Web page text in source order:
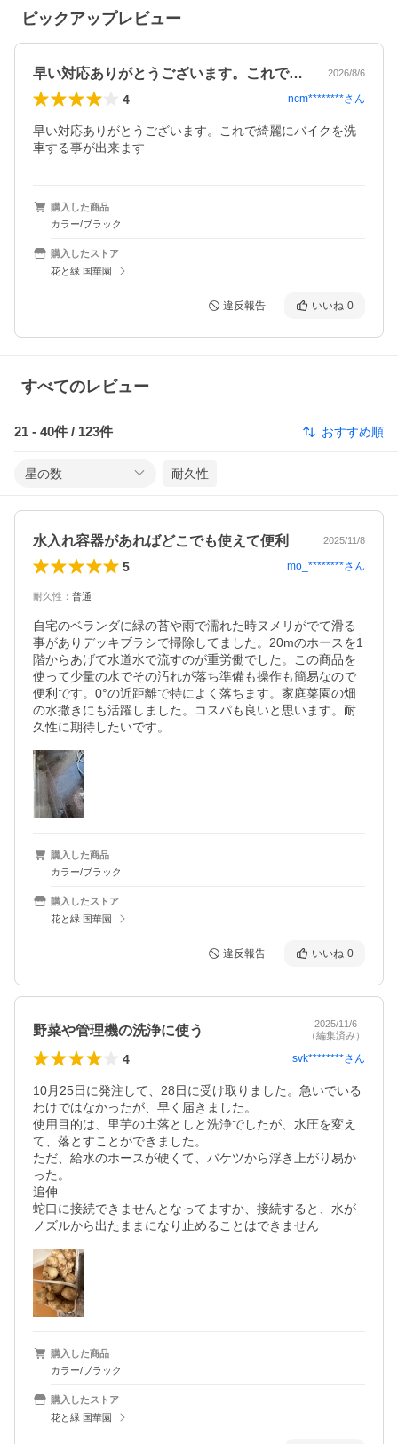
ピックアップレビュー
早い対応ありがとうございます。これで綺… 2026/8/6
4 ncm********さん
早い対応ありがとうございます。これで綺麗にバイクを洗
車する事が出来ます
購入した商品
カラー/ブラック
購入したストア
花と緑 国華園
違反報告 いいね 0
すべてのレビュー
21 - 40件 / 123件 おすすめ順
星の数 耐久性
水入れ容器があればどこでも使えて便利 2025/11/8
5 mo_********さん
耐久性 ： 普通
自宅のベランダに緑の苔や雨で濡れた時ヌメリがでて滑る
事がありデッキブラシで掃除してました。20mのホースを1
階からあげて水道水で流すのが重労働でした。この商品を
使って少量の水でその汚れが落ち準備も操作も簡易なので
便利です。0°の近距離で特によく落ちます。家庭菜園の畑
の水撒きにも活躍しました。コスパも良いと思います。耐
久性に期待したいです。
購入した商品
カラー/ブラック
購入したストア
花と緑 国華園
違反報告 いいね 0
野菜や管理機の洗浄に使う
2025/11/6
（編集済み）
4 svk********さん
10月25日に発注して、28日に受け取りました。急いでいる
わけではなかったが、早く届きました。
使用目的は、里芋の土落としと洗浄でしたが、水圧を変え
て、落とすことができました。
ただ、給水のホースが硬くて、バケツから浮き上がり易か
った。
追伸
蛇口に接続できませんとなってますか、接続すると、水が
ノズルから出たままになり止めることはできません
購入した商品
カラー/ブラック
購入したストア
花と緑 国華園